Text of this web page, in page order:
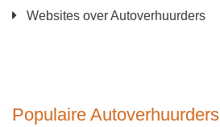
Websites over Autoverhuurders
Populaire Autoverhuurders